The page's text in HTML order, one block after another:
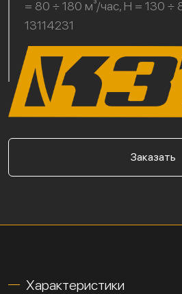
= 80 ÷ 180 м³/час, H = 130 ÷
13114231
Заказать
Характеристики